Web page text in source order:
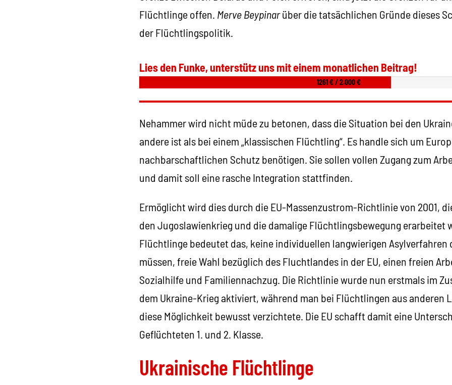
Flüchtlinge offen. Merve Beypinarüber die tatsächlichen Gründe dieses
der Flüchtlingspolitik.
Lies den Funke, unterstütz uns mit einem monatlichen Beitrag!
1261 € / 2.000 €
Nehammer wird nicht müde zu betonen, dass die Situation bei den
andere ist als bei einem „klassischen Flüchtling“. Es handle sich um
nachbarschaftlichen Schutz benötigen. Sie sollen vollen Zugang zum
und damit soll eine rasche Integration stattfinden.
Ermöglicht wird dies durch die EU-Massenzustrom-Richtlinie von 2001,
den Jugoslawienkrieg und die damalige Flüchtlingsbewegung erarbeitet
Flüchtlinge bedeutet das, keine individuellen langwierigen Asylverfahren
müssen, freie Wahl bezüglich des Fluchtlandes in der EU, einen freien
Sozialhilfe und Familiennachzug. Die Richtlinie wurde nun erstmals im
dem Ukraine-Krieg aktiviert, während man bei Flüchtlingen aus anderen
diese Möglichkeit bewusst verzichtete. Die EU schafft damit eine
Geflüchteten 1. und 2. Klasse.
Ukrainische Flüchtlinge